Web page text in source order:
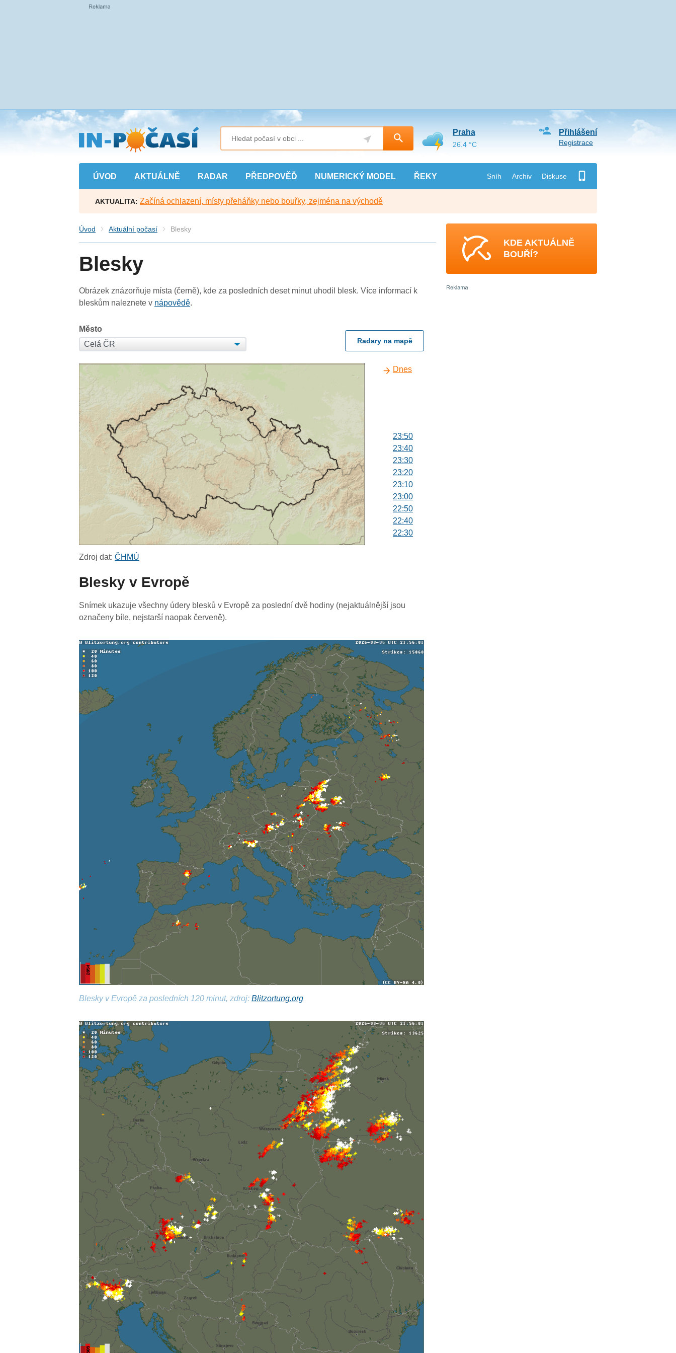
Přejít
na
hlavní
obsah
ÚVOD AKTUÁLNĚ RADAR PŘEDPOVĚĎ NUMERICKÝ MODEL ŘEKY Sníh Archiv Diskuse
Přihlášení
Registrace
Praha
26.4 °C
AKTUALITA: Začíná ochlazení, místy přeháňky nebo bouřky, zejména na východě
Úvod Aktuální počasí Blesky
Blesky
Obrázek znázorňuje místa (černě), kde za posledních deset minut uhodil blesk. Více informací k
bleskům naleznete v nápovědě.
Město
Radary na mapě
Dnes
23:50
23:40
23:30
23:20
23:10
23:00
22:50
22:40
22:30
21:30
21:00
20:50
Zdroj dat:ČHMÚ
Blesky v Evropě
Snímek ukazuje všechny údery blesků v Evropě za poslední dvě hodiny (nejaktuálnější jsou
označeny bíle, nejstarší naopak červeně).
Blesky v Evropě za posledních 120 minut, zdroj:Blitzortung.org
KDE AKTUÁLNĚ
BOUŘÍ?